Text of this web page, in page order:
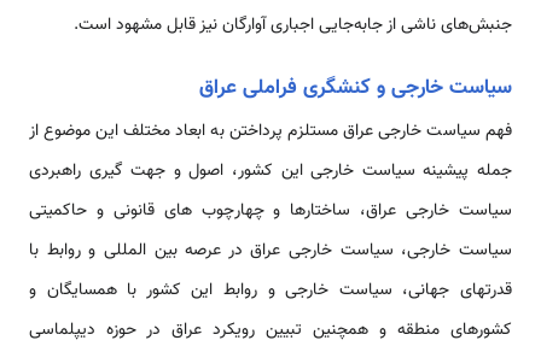
جنبش‌های ناشی از جابه‌جایی اجباری آوارگان نیز قابل مشهود است.
سیاست خارجی و کنشگری فراملی عراق
فهم سیاست خارجی عراق مستلزم پرداختن به ابعاد مختلف این موضوع از
جمله پیشینه سیاست خارجی این کشور، اصول و جهت­ گیری راهبردی
سیاست خارجی عراق، ساختارها و چهارچوب­ های قانونی و حاکمیتی
سیاست خارجی، سیاست خارجی عراق در عرصه بین­ المللی و روابط با
قدرتهای جهانی، سیاست خارجی و روابط این کشور با همسایگان و
کشورهای منطقه و همچنین تبیین رویکرد عراق در حوزه­ دیپلماسی